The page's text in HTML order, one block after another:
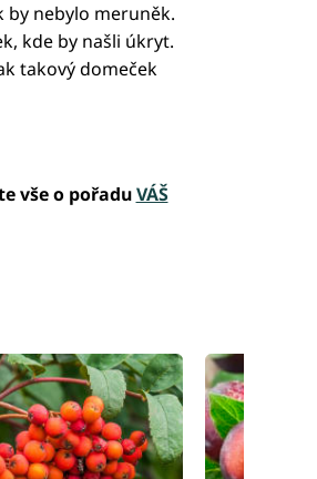
by nebylo meruněk.
kde by našli úkryt.
takový domeček
vše o pořaduVÁŠ